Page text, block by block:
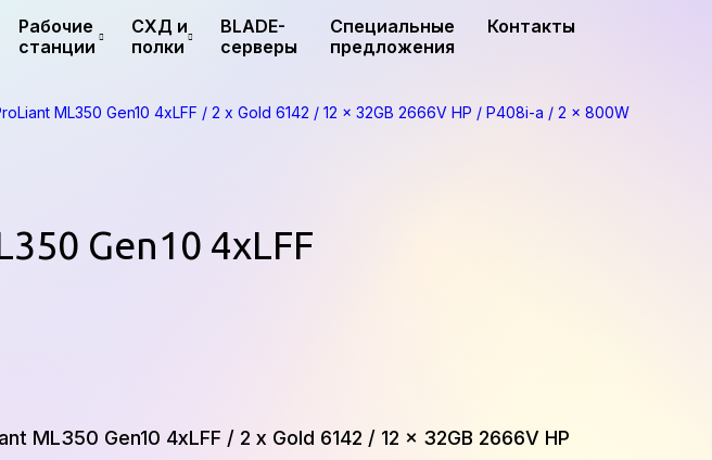
Рабочие
станции
СХД и
полки
BLADE-
серверы
Специальные
предложения
Контакты
ML350 Gen10 4xLFF / 2 x Gold 6142 / 12 x 32GB 2666V HP / P408i-a / 2 x 800W
Gen10 4xLFF
ML350 Gen10 4xLFF / 2 x Gold 6142 / 12 x 32GB 2666V HP